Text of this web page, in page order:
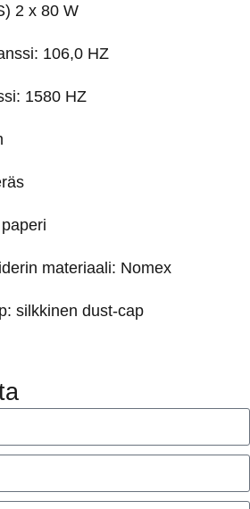
2 x 80 W
106,0 HZ
1580 HZ
materiaali: Nomex
silkkinen dust-cap